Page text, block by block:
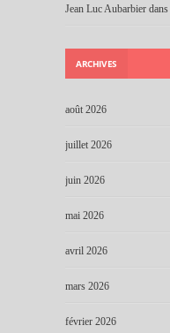
Jean Luc Aubarbier dans
ARCHIVES
août 2026
juillet 2026
juin 2026
mai 2026
avril 2026
mars 2026
février 2026